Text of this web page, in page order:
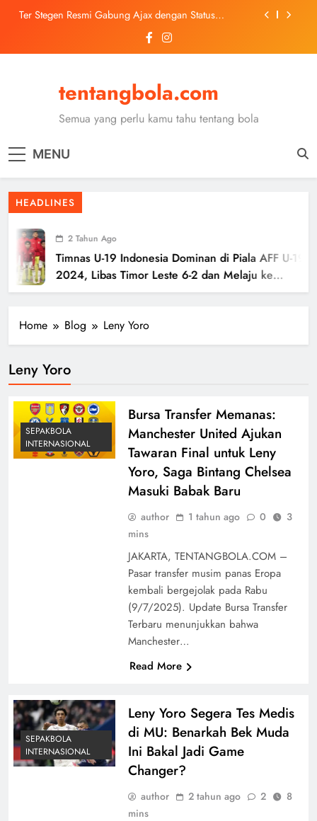
SkipTer Stegen Resmi Gabung Ajax dengan Status
Trabzonspor Mulai Negosiasi Mohamed Salah, Tes
Medis Dijadwalkan 5 Agustus
2026, Siap Tatap Putaran Provinsi
Kerolin Resmi Gabung Barcelona, Transfer
Dilaporkan Pecahkan Rekor Penjualan WSL
Pinjaman dari Barcelona
Trabzonspor Mulai Negosiasi Mohamed Salah, Tes
Medis Dijadwalkan 5 Agustus
Malang United U-13 Juara Piala Soeratin Kota Malang
2026, Siap Tatap Putaran Provinsi
tentangbola.com
Semua yang perlu kamu tahu tentang bola
MENU
HEADLINES
2 Tahun Ago
Timnas U-19 Indonesia Dominan di Piala AFF U-19
2024, Libas Timor Leste 6-2 dan Melaju ke
Semifinal
Home Blog Leny Yoro
Leny Yoro
SEPAKBOLA
INTERNASIONAL
Bursa Transfer Memanas:
Manchester United Ajukan
Tawaran Final untuk Leny
Yoro, Saga Bintang Chelsea
Masuki Babak Baru
author 1 tahun ago 0
3
mins
JAKARTA, TENTANGBOLA.COM –
Pasar transfer musim panas Eropa
kembali bergejolak pada Rabu
(9/7/2025). Update Bursa Transfer
Terbaru menunjukkan bahwa
Manchester…
Read More
SEPAKBOLA
INTERNASIONAL
Leny Yoro Segera Tes Medis
di MU: Benarkah Bek Muda
Ini Bakal Jadi Game
Changer?
author 2 tahun ago 2
8
mins